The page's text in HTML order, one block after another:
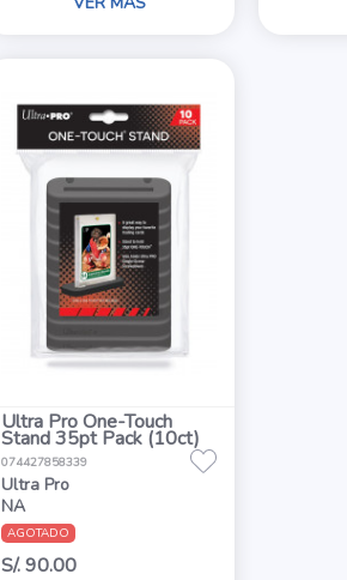
Ultra Pro One-Touch
Stand 35pt Pack (10ct)
074427858339
Ultra Pro
NA
AGOTADO
S/. 90.00